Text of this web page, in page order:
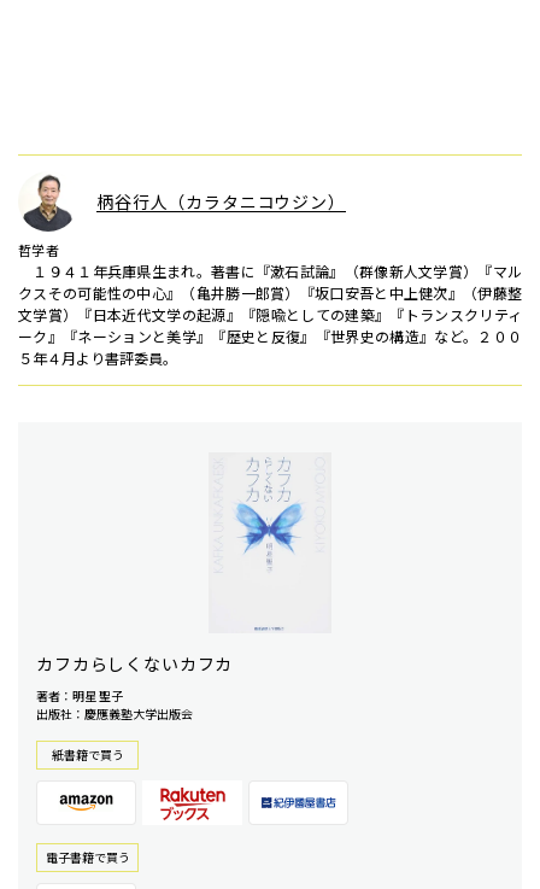
柄谷行人（カラタニコウジン）
哲学者
１９４１年兵庫県生まれ。著書に『漱石試論』（群像新人文学賞）『マル
クスその可能性の中心』（亀井勝一郎賞）『坂口安吾と中上健次』（伊藤整
文学賞）『日本近代文学の起源』『隠喩としての建築』『トランスクリティ
ーク』『ネーションと美学』『歴史と反復』『世界史の構造』など。２００
５年４月より書評委員。
カフカらしくないカフカ
著者：明星 聖子
出版社：慶應義塾大学出版会
紙書籍で買う
電⼦書籍で買う